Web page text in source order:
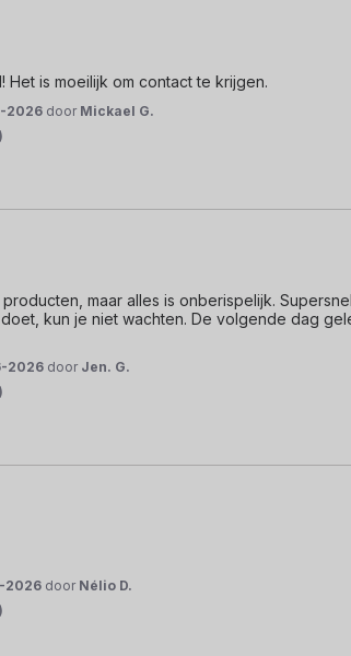
Het is moeilijk om contact te krijgen.
2026 door Mickael G.
maar alles is onberispelijk.
kun je niet wachten. De volgende dag
2026 door Jen. G.
2026 door Nélio D.